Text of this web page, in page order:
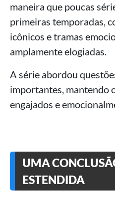
maneira que poucas
primeiras temporadas,
icônicos e tramas
amplamente elogiadas.
A série abordou
importantes, mantendo
engajados e
UMA
ESTENDIDA